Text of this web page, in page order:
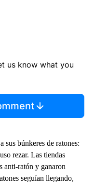
us know what you
búnkeres de ratones:
rezar. Las tiendas
anti-ratón y ganaron
seguían llegando,